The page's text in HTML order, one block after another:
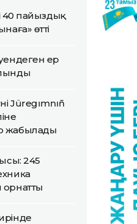
40 пайыздық
өтті
ер
Jüregımnıñ
жабылады
245